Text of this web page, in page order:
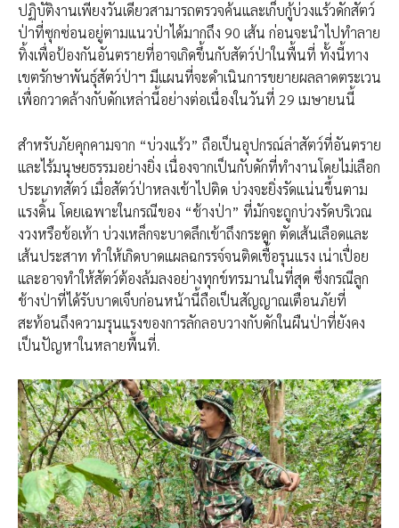
ปฏิบัติงานเพียงวันเดียวสามารถตรวจค้นและเก็บกู้บ่วงแร้วดักสัตว์
ป่าที่ซุกซ่อนอยู่ตามแนวป่าได้มากถึง 90 เส้น ก่อนจะนำไปทำลาย
ทิ้งเพื่อป้องกันอันตรายที่อาจเกิดขึ้นกับสัตว์ป่าในพื้นที่ ทั้งนี้ทาง
เขตรักษาพันธุ์สัตว์ป่าฯ มีแผนที่จะดำเนินการขยายผลลาดตระเวน
เพื่อกวาดล้างกับดักเหล่านี้อย่างต่อเนื่องในวันที่ 29 เมษายนนี้
สำหรับภัยคุกคามจาก “บ่วงแร้ว” ถือเป็นอุปกรณ์ล่าสัตว์ที่อันตราย
และไร้มนุษยธรรมอย่างยิ่ง เนื่องจากเป็นกับดักที่ทำงานโดยไม่เลือก
ประเภทสัตว์ เมื่อสัตว์ป่าหลงเข้าไปติด บ่วงจะยิ่งรัดแน่นขึ้นตาม
แรงดิ้น โดยเฉพาะในกรณีของ “ช้างป่า” ที่มักจะถูกบ่วงรัดบริเวณ
งวงหรือข้อเท้า บ่วงเหล็กจะบาดลึกเข้าถึงกระดูก ตัดเส้นเลือดและ
เส้นประสาท ทำให้เกิดบาดแผลฉกรรจ์จนติดเชื้อรุนแรง เน่าเปื่อย
และอาจทำให้สัตว์ต้องล้มลงอย่างทุกข์ทรมานในที่สุด ซึ่งกรณีลูก
ช้างป่าที่ได้รับบาดเจ็บก่อนหน้านี้ถือเป็นสัญญาณเตือนภัยที่
สะท้อนถึงความรุนแรงของการลักลอบวางกับดักในผืนป่าที่ยังคง
เป็นปัญหาในหลายพื้นที่.